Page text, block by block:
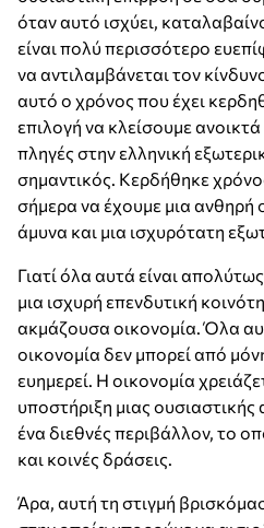
όταν αυτό ισχύει,
είναι πολύ περισσότερο
να αντιλαμβάνεται τον
αυτό ο χρόνος που έχει
επιλογή να κλείσουμε
πληγές στην ελληνική
σημαντικός. Κερδήθηκε
σήμερα να έχουμε μια ανθηρή
άμυνα και μια ισχυρότατη
Γιατί όλα αυτά είναι
μια ισχυρή επενδυτική
ακμάζουσα οικονομία. Όλα
οικονομία δεν μπορεί από
ευημερεί. Η οικονομία
υποστήριξη μιας
ένα διεθνές περιβάλλον, το
και κοινές δράσεις.
Άρα, αυτή τη στιγμή